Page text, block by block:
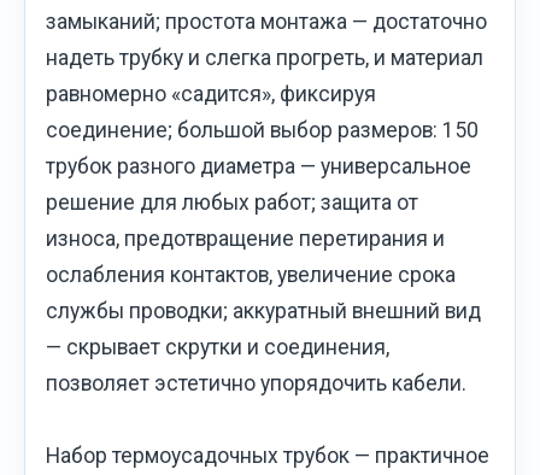
замыканий; простота монтажа — достаточно
надеть трубку и слегка прогреть, и материал
равномерно «садится», фиксируя
соединение; большой выбор размеров: 150
трубок разного диаметра — универсальное
решение для любых работ; защита от
износа, предотвращение перетирания и
ослабления контактов, увеличение срока
службы проводки; аккуратный внешний вид
— скрывает скрутки и соединения,
позволяет эстетично упорядочить кабели.
Набор термоусадочных трубок — практичное